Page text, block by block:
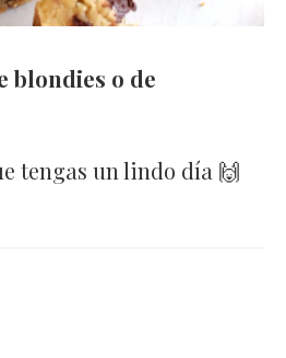
blondies o de
tengas un lindo día 🙌